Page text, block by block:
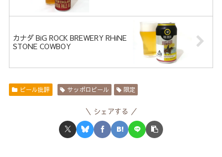
カナダ BiG ROCK BREWERY RHiNE
STONE COWBOY
ビール批評 サッポロビール 限定
シェアする